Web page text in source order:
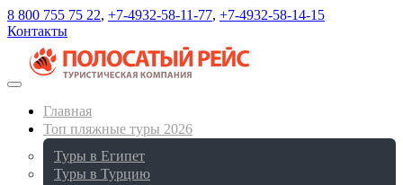
8 800 755 75 22, +7-4932-58-11-77, +7-4932-58-14-15
Контакты
Главная
Топ пляжные туры 2026
Туры в Египет
Туры в Турцию